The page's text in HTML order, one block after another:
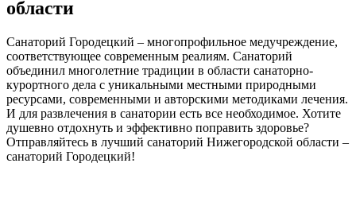
области
Санаторий Городецкий – многопрофильное медучреждение,
соответствующее современным реалиям. Санаторий
объединил многолетние традиции в области санаторно-
курортного дела с уникальными местными природными
ресурсами, современными и авторскими методиками лечения.
И для развлечения в санатории есть все необходимое. Хотите
душевно отдохнуть и эффективно поправить здоровье?
Отправляйтесь в лучший санаторий Нижегородской области –
санаторий Городецкий!